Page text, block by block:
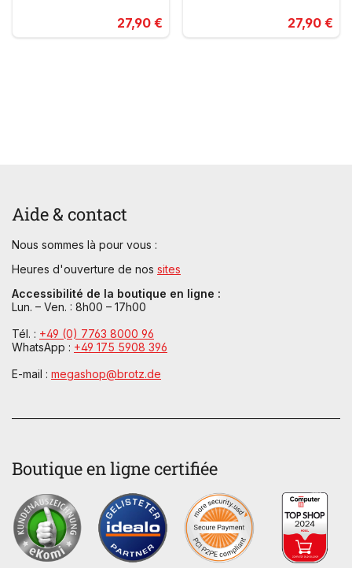
27,90 € 27,90 €
Aide & contact
Nous sommes là pour vous :
Heures d'ouverture de nos sites
Accessibilité de la boutique en ligne :
Lun. – Ven. : 8h00 – 17h00
Tél. : +49 (0) 7763 8000 96
WhatsApp : +49 175 5908 396
E-mail : megashop@brotz.de
Boutique en ligne certifiée